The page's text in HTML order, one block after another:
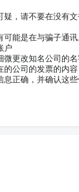
，请不要在没有
能是在与骗子通讯
户
更改知名公司的
的公司的发票的内容
正确，并确认这些